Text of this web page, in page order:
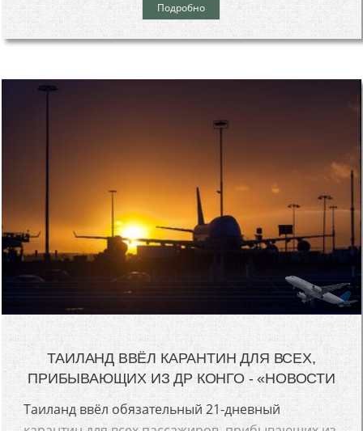
Подробно
ТАИЛАНД ВВЁЛ КАРАНТИН ДЛЯ ВСЕХ,
ПРИБЫВАЮЩИХ ИЗ ДР КОНГО - «НОВОСТИ
Таиланд ввёл обязательный 21-дневный